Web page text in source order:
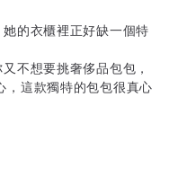
的衣櫃裡正好缺一個特
不想要挑奢侈品包包，
，這款獨特的包包很真心